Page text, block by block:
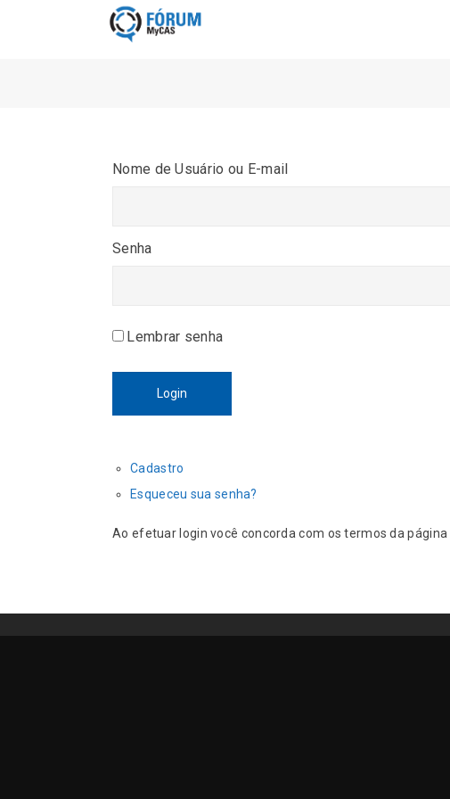
Nome de Usuário ou E-mail
Senha
Lembrar senha
Login
Cadastro
Esqueceu sua senha?
Ao efetuar login você concorda com os termos da página